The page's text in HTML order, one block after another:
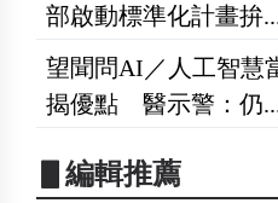
部啟動標準化計畫拚
望聞問AI／人工智慧
揭優點 醫示警：仍
▋編輯推薦